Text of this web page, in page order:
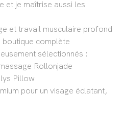
et je maîtrise aussi les
et travail musculaire profond
complète
sélectionnés :
Rollonjade
Pillow
pour un visage éclatant,